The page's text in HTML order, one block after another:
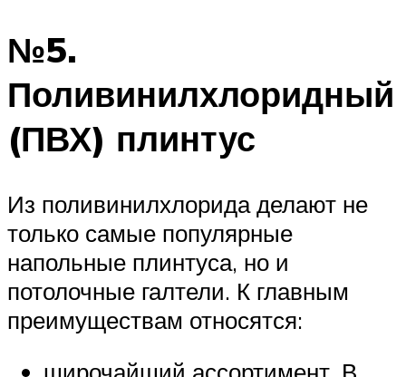
№5.
Поливинилхлоридный
(ПВХ) плинтус
Из поливинилхлорида делают не
только самые популярные
напольные плинтуса, но и
потолочные галтели. К главным
преимуществам относятся: